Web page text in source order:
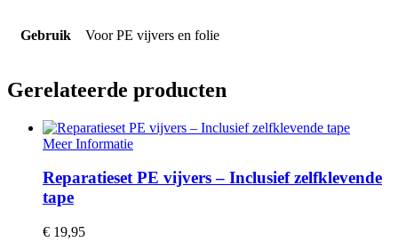
Gebruik Voor PE vijvers en folie
Gerelateerde producten
Meer Informatie
Reparatieset PE vijvers – Inclusief zelfklevende
tape
€ 19,95